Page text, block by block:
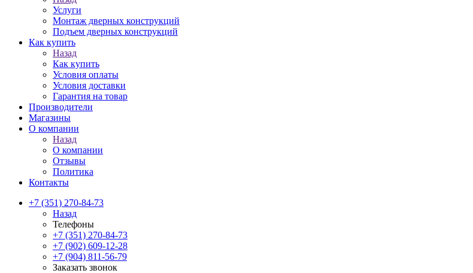
Услуги
Монтаж дверных конструкций
Подъем дверных конструкций
Как купить
Назад
Как купить
Условия оплаты
Условия доставки
Гарантия на товар
Производители
Магазины
О компании
Назад
О компании
Отзывы
Политика
Контакты
+7 (351) 270-84-73
Назад
Телефоны
+7 (351) 270-84-73
+7 (902) 609-12-28
+7 (904) 811-56-79
Заказать звонок